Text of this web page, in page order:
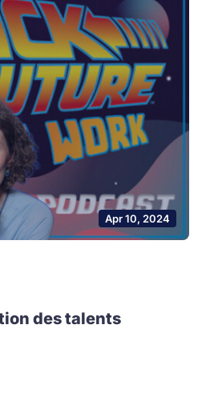
Apr 10, 2024
des talents